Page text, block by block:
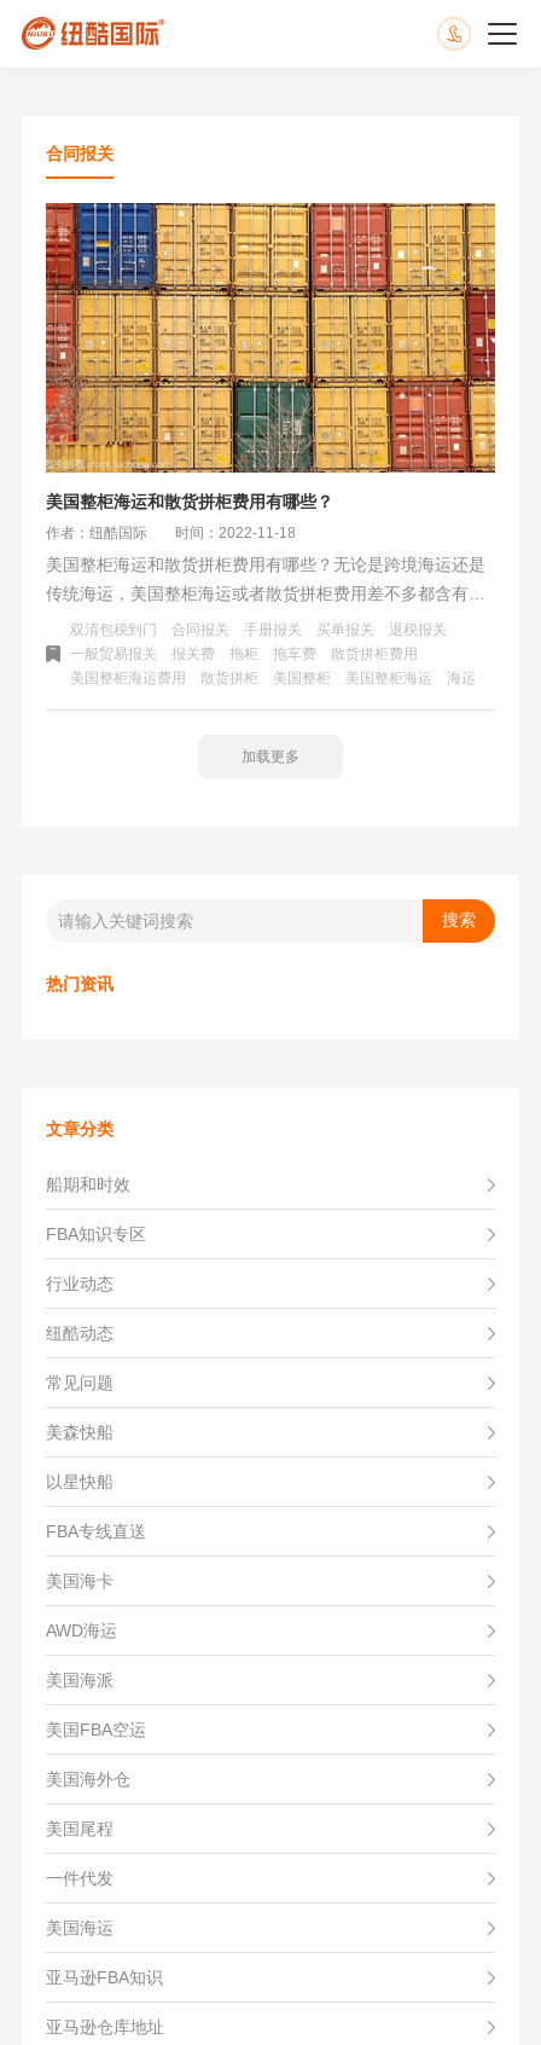
合同报关
美国整柜海运和散货拼柜费用有哪些？
作者：纽酷国际 时间：2022-11-18
美国整柜海运和散货拼柜费用有哪些？无论是跨境海运还是
传统海运，美国整柜海运或者散货拼柜费用差不多都含有这
些收费项目。客户的产品打印68个方会选择整柜海运，不足
一个柜子会选择散货拼柜。跨境海运主要的都是不足一个柜
子的货，大多走散货拼柜。
双清包税到门 合同报关 手册报关 买单报关
退税报关
一般贸易报关
报关费 拖柜 拖车费
散货拼柜费用
美国整柜海运费用
散货拼柜 美国整柜 美国整柜海运 海运
加载更多
热门资讯
文章分类
船期和时效
FBA知识专区
行业动态
纽酷动态
常见问题
美森快船
以星快船
FBA专线直送
美国海卡
AWD海运
美国海派
美国FBA空运
美国海外仓
美国尾程
一件代发
美国海运
亚马逊FBA知识
亚马逊仓库地址